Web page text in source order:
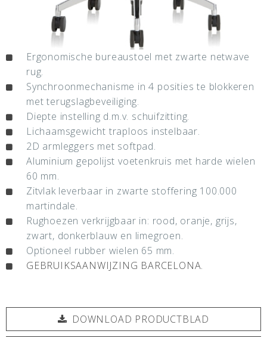
Ergonomische bureaustoel met zwarte netwave
rug.
Synchroonmechanisme in 4 posities te blokkeren
met terugslagbeveiliging.
Diepte instelling d.m.v. schuifzitting.
Lichaamsgewicht traploos instelbaar.
2D armleggers met softpad.
Aluminium gepolijst voetenkruis met harde wielen
60 mm.
Zitvlak leverbaar in zwarte stoffering 100.000
martindale.
Rughoezen verkrijgbaar in: rood, oranje, grijs,
zwart, donkerblauw en limegroen.
Optioneel rubber wielen 65 mm.
GEBRUIKSAANWIJZING BARCELONA.
DOWNLOAD PRODUCTBLAD